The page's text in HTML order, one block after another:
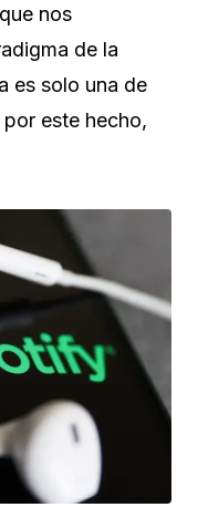
nos
de la
es solo una de
este hecho,